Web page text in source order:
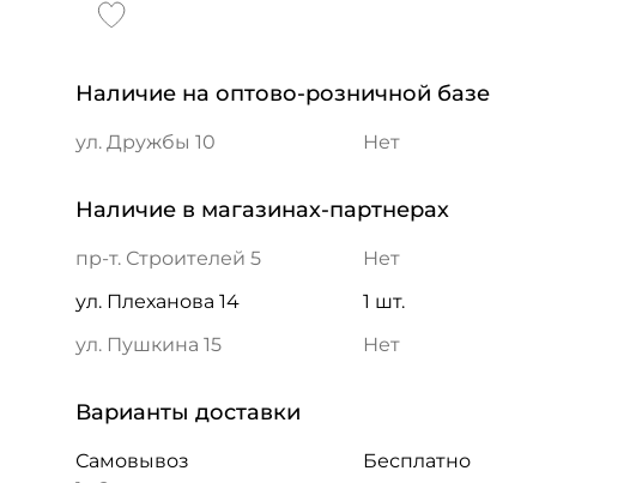
Наличие на оптово-розничной базе
ул. Дружбы 10 Нет
Наличие в магазинах-партнерах
пр-т. Строителей 5
Нет
ул. Плеханова 14
1 шт.
ул. Пушкина 15
Нет
Варианты доставки
Самовывоз Бесплатно